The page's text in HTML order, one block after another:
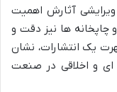
ویرایشی آثارش اهمیت
چاپخانه ها نیز دقت و
یک انتشارات، نشان
ای و اخلاقی در صنعت